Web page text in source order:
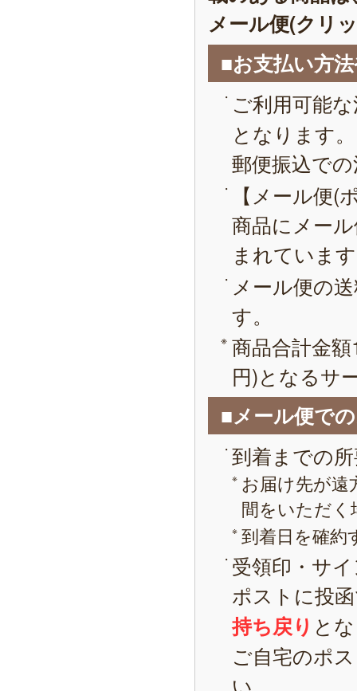
メール便(クリ
■お支払い方
ご利用可能
となります。
郵便振込で
【メール便(
商品にメー
まれていま
メール便の
す。
商品合計金
円)となるサ
■メール便で
到着までの
お届け先が遠
間をいただ
到着日を確約
受領印・サ
ポストに投
持ち戻り と
ご自宅のポ
い。